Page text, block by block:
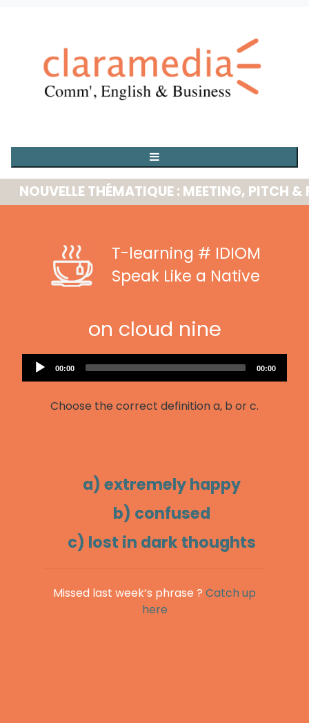
THÉMATIQUE : MEETING, PITCH &
T-learning # IDIOM
Speak Like a Native
on cloud nine
Audio
Player
Current
00:00
Total
00:00
Choose the correct definition a, b or c.
a) extremely happy
b) confused
c) lost in dark thoughts
Missed last week’s phrase ? Catch up
here